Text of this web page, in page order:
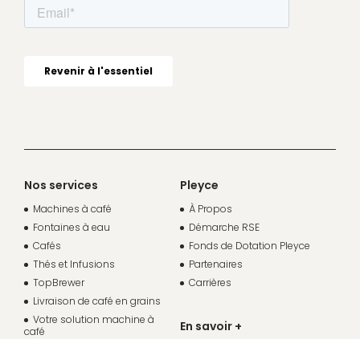
Nos services
Machines à café
Fontaines à eau
Cafés
Thés et Infusions
TopBrewer
Livraison de café en grains
Votre solution machine à
café
Pleyce
À Propos
Démarche RSE
Fonds de Dotation Pleyce
Partenaires
Carrières
En savoir +